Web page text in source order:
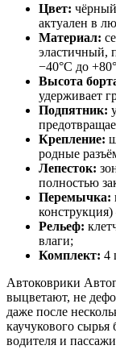
Цвет:
актуален в
Материал:
эластичный,
−40°C до
Высота
удерживает
Подпятник:
Крепление:
родные
Лепесток:
полностью
Перемычка:
Рельеф:
влаги;
Комплект: 4
Автоковрики
выцветают, не
даже после
каучукового
водителя и